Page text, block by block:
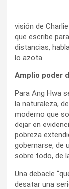
visión de
que escribe
distancias,
lo azota.
Amplio poder
Para Ang Hwa
la naturaleza,
moderno que
dejar en
pobreza
gobernarse, de
sobre todo, de
Una debacle
desatar una